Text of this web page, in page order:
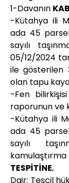
1-Davanın
-Kütahya ili
ada 45
sayılı
05/12/2024
ile gösterilen
olan tapu
-Fen
raporunun ve
-Kütahya ili
ada 45
sayılı
TESPİTİNE,
Dair; Tescil